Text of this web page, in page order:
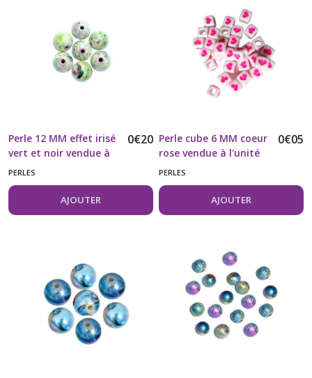
Perle 12 MM effet irisé
vert et noir vendue à
l'unité
0€20
PERLES
AJOUTER
Perle cube 6 MM coeur
rose vendue à l'unité
0€05
PERLES
AJOUTER